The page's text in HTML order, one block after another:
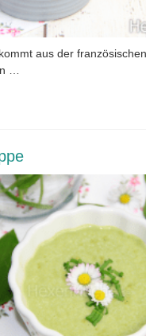
aus der
…